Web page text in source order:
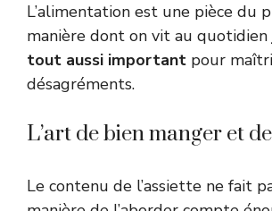
L’alimentation est une pièce du
manière dont on vit au quotidien
tout aussi important pour
désagréments.
L’art de bien manger et
Le contenu de l’assiette ne fait